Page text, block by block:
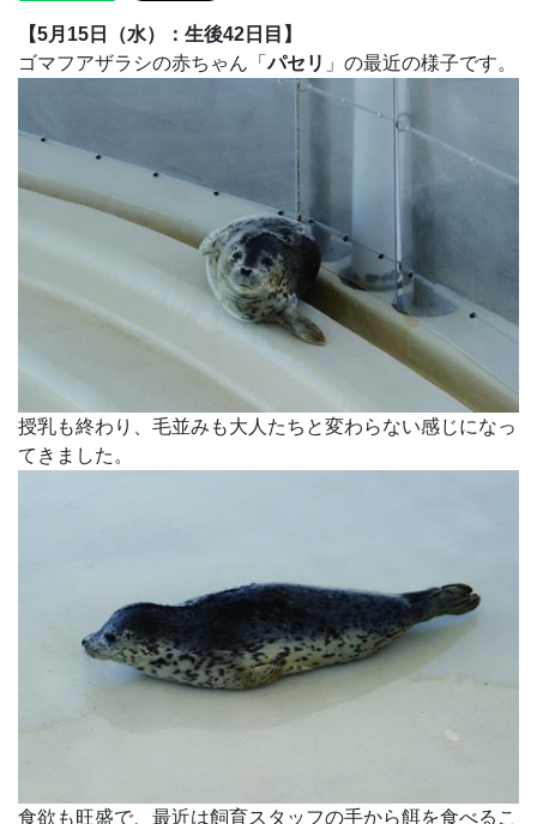
【5月15日（水）：生後42日目】
ゴマフアザラシの赤ちゃん「パセリ 」の最近の様子です。
授乳も終わり、毛並みも大人たちと変わらない感じになっ
てきました。
食欲も旺盛で、最近は飼育スタッフの手から餌を食べるこ